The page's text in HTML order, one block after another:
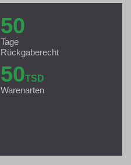
50
Tage
Rückgaberecht
50TSD
Warenarten